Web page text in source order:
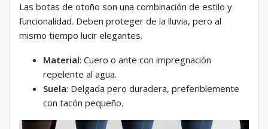
Las botas de otoño son una combinación de estilo y
funcionalidad. Deben proteger de la lluvia, pero al
mismo tiempo lucir elegantes.
Material: Cuero o ante con impregnación
repelente al agua.
Suela: Delgada pero duradera, preferiblemente
con tacón pequeño.